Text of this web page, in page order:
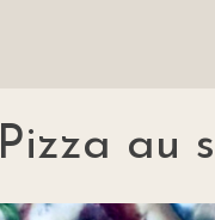
Pizza au